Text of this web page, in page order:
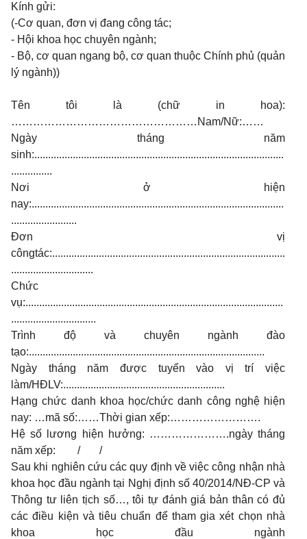
Kính gửi:
(-Cơ quan, đơn vị đang công tác;
- Hội khoa học chuyên ngành;
- Bộ, cơ quan ngang bộ, cơ quan thuộc Chính phủ (quản
ý ngành))
Tên tôi là (chữ in hoa):
……………………………………………Nam/Nữ:……
Ngày tháng năm
sinh:...........................................................................................
...............
Nơi ở hiện
nay:............................................................................................
........................
Đơn vị
côngtác:.....................................................................................
..............................
Chức
vụ:..............................................................................................
...............................
Trình độ và chuyên ngành đào
tạo:......................................................................................
Ngày tháng năm được tuyển vào vị trí việc
làm/HĐLV:...........................................................
Hạng chức danh khoa học/chức danh công nghệ hiện
nay: …mã số:……Thời gian xếp:…………………….
Hệ số l ương hiện hưởng: ………………….ngày tháng
năm xếp: / /
Sau khi nghiên cứu các quy định về việc công nhận nhà
khoa học đầu ngành tại Nghị định số 40/2014/NĐ-CP và
Thông tư liên tịch số…, tôi tự đánh giá bản thân có đủ
các điều kiện và tiêu chuẩn để tham gia xét chọn nhà
khoa học đầu ngành